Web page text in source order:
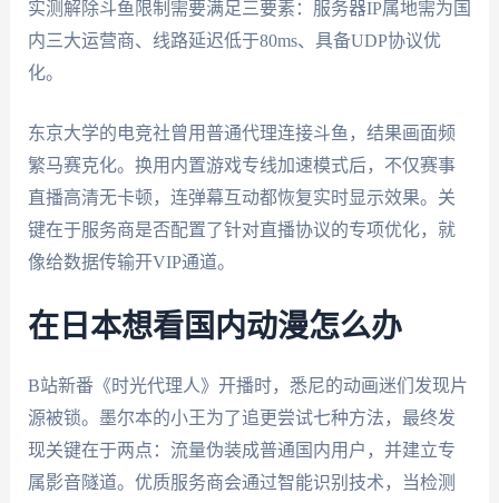
实测解除斗鱼限制需要满足三要素：服务器IP属地需为国
内三大运营商、线路延迟低于80ms、具备UDP协议优
化。
东京大学的电竞社曾用普通代理连接斗鱼，结果画面频
繁马赛克化。换用内置游戏专线加速模式后，不仅赛事
直播高清无卡顿，连弹幕互动都恢复实时显示效果。关
键在于服务商是否配置了针对直播协议的专项优化，就
像给数据传输开VIP通道。
在日本想看国内动漫怎么办
B站新番《时光代理人》开播时，悉尼的动画迷们发现片
源被锁。墨尔本的小王为了追更尝试七种方法，最终发
现关键在于两点：流量伪装成普通国内用户，并建立专
属影音隧道。优质服务商会通过智能识别技术，当检测